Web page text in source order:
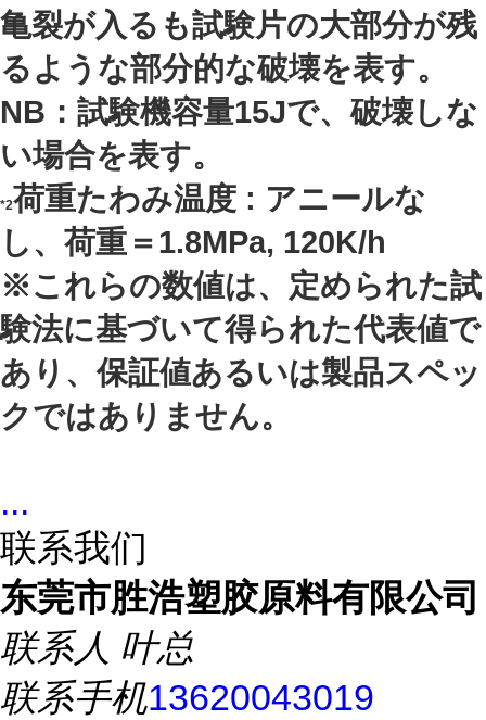
亀裂が入るも試験片の大部分が残
るような部分的な破壊を表す。
NB：試験機容量15Jで、破壊しな
い場合を表す。
*2荷重たわみ温度 : アニールな
し、荷重＝1.8MPa, 120K/h
※これらの数値は、定められた試
験法に基づいて得られた代表値で
あり、保証値あるいは製品スペッ
クではありません。
...
联系我们
东莞市胜浩塑胶原料有限公司
联系人 叶总
联系手机13620043019